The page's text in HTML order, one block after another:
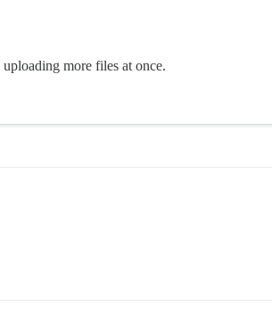
more files at once.